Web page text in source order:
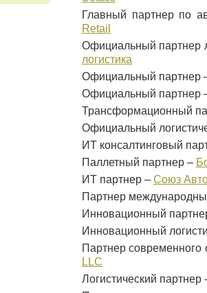
Главный партнер по
Retail
Официальный партнер
логистика
Официальный партнер
Официальный партнер
Трансформационный
Официальный
ИТ консалтинговый
Паллетный партнер –
ИТ партнер – Союз
Партнер
Инновационный
Инновационный
Партнер современного
LLC
Логистический партнер